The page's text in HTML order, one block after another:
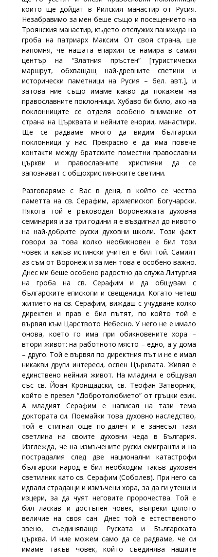
които ще дойдат в Рилския манастир от Русия.
Незабравимо за мен беше също и посещението на
Троянския манастир, където отслужих панихида на
гроба на патриарх Максим. От своя страна, ще
напомня, че нашата епархия се намира в самия
център на “Златния пръстен” [туристически
маршрут, обхващащ най-древните светини и
исторически паметници на Русия – бел. авт.], и
затова ние също имаме какво да покажем на
православните поклонници. Хубаво би било, ако на
поклонниците се отделя особено внимание от
страна на Църквата и нейните енории, манастири.
Ще се радваме много да видим български
поклонници у нас. Прекрасно е да има повече
контакти между братските поместни православни
църкви и православните християни да се
запознават с общохристиянските светини.
Разговаряме с Вас в деня, в който се чества
паметта на св. Серафим, архиепископ Богучарски.
Някога той е ръководел Воронежката духовна
семинария и за три години я е въздигнал до нивото
на най-добрите руски духовни школи. Този факт
говори за това колко необикновен е бил този
човек и какъв истински учител е бил той. Самият
аз съм от Воронеж и за мен това е особено важно.
Днес ми беше особено радостно да служа Литургия
на гроба на св. Серафим и да общувам с
българските епископи и свещеници. Когато четеш
житието на св. Серафим, виждаш с учудване колко
директен и прав е бил пътят, по който той е
вървял към Царството Небесно. У него не е имало
онова, което го има при обикновените хора –
втори живот: на работното място – едно, а у дома
– друго. Той е вървял по директния път и не е имал
никакви други интереси, освен Църквата. Живял е
единствено нейния живот. На младини е общувал
със св. Йоан Кронщадски, св. Теофан Затворник,
който е превел “Добротолюбието” от гръцки език.
А младият Серафим е написал на тази тема
доктората си. Поемайки това духовно наследство,
той е стигнал още по-далеч и е занесъл тази
светлина на своите духовни чеда в България.
Изглежда, че на измъчените руски емигранти и на
пострадалия след две национални катастрофи
български народ е бил необходим такъв духовен
светилник като св. Серафим (Соболев). При него са
идвали страдащи и измъчени хора, за да ги утеши и
изцери, за да чуят неговите пророчества. Той е
бил ласкав и достъпен човек, въпреки цялото
величие на своя сан. Днес той е естественото
звено, съединяващо Руската и Българската
църква. И ние можем само да се радваме, че си
имаме такъв човек, който съединява нашите